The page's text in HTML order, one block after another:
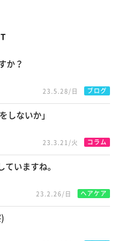
か？
23.5.28/日 ブログ
しないか」
23.3.21/火 コラム
ていますね。
23.2.26/日 ヘアケア